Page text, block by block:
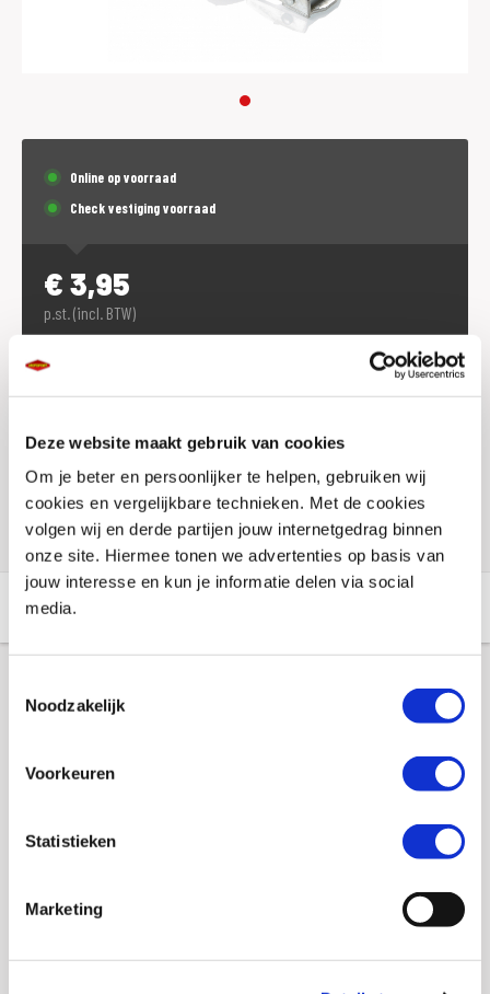
Deze website maakt gebruik van cookies
Om je beter en persoonlijker te helpen, gebruiken wij
cookies en vergelijkbare technieken. Met de cookies
volgen wij en derde partijen jouw internetgedrag binnen
onze site. Hiermee tonen we advertenties op basis van
jouw interesse en kun je informatie delen via social
media.
Noodzakelijk
Voorkeuren
Statistieken
Marketing
Online op voorraad
Check vestiging voorraad
€ 3,95
p.st. (incl. BTW)
Voorraad vestigingen
Check de voorraad eenvoudig en snel online
Aanvullende informatie
Aanvullende informatie
Merk
Titel